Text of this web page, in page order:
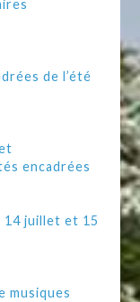
de l’été
encadrées
14 juillet et 15
musiques